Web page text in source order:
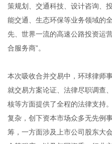
策规划、交通科技、设计咨询、
能交通、生态环保等业务领域的
先、世界一流的高速公路投资运
合服务商”。
本次吸收合并交易中，环球律师
就交易方案论证、法律尽职调查
核等方面提供了全程的法律支持
复杂，创下资本市场众多无先例
筹，一方面涉及上市公司股东大